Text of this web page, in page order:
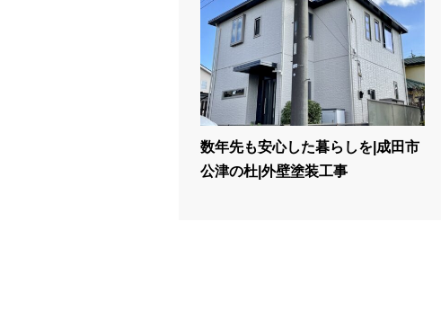
数年先も安心した暮らしを|成田市
公津の杜|外壁塗装工事